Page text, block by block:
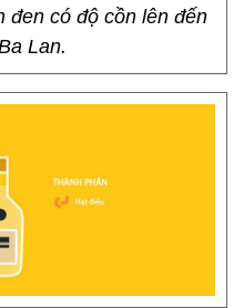
đen có độ cồn lên đến
Lan.